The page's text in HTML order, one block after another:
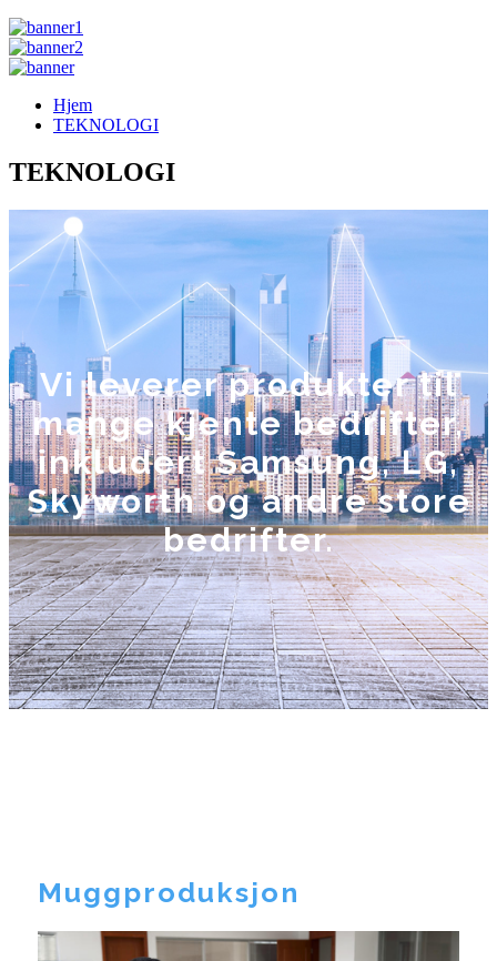
Hjem
TEKNOLOGI
TEKNOLOGI
Vi leverer produkter til
mange kjente bedrifter,
inkludert Samsung, LG,
Skyworth og andre store
bedrifter.
Muggproduksjon